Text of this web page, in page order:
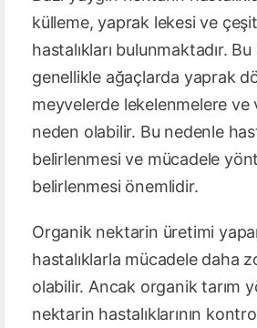
külleme, yaprak lekesi ve
hastalıkları bulunmaktadır.
genellikle ağaçlarda yaprak
meyvelerde lekelenmelere ve
neden olabilir. Bu nedenle
belirlenmesi ve mücadele
belirlenmesi önemlidir.
Organik nektarin üretimi
hastalıklarla mücadele daha
olabilir. Ancak organik tarım
nektarin hastalıklarının